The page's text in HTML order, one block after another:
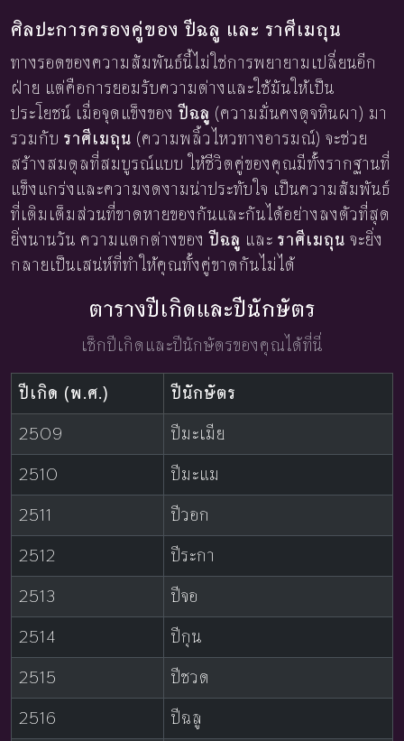
ศิลปะการครองคู่ของ ปีฉลู และ ราศีเมถุน
ทางรอดของความสัมพันธ์นี้ไม่ใช่การพยายามเปลี่ยนอีก
ฝ่าย แต่คือการยอมรับความต่างและใช้มันให้เป็น
ประโยชน์ เมื่อจุดแข็งของปีฉลู (ความมั่นคงดุจหินผา) มา
รวมกับ ราศีเมถุน (ความพลิ้วไหวทางอารมณ์) จะช่วย
สร้างสมดุลที่สมบูรณ์แบบ ให้ชีวิตคู่ของคุณมีทั้งรากฐานที่
แข็งแกร่งและความงดงามน่าประทับใจ เป็นความสัมพันธ์
ที่เติมเต็มส่วนที่ขาดหายของกันและกันได้อย่างลงตัวที่สุด
ยิ่งนานวัน ความแตกต่างของปีฉลู และ ราศีเมถุน จะยิ่ง
กลายเป็นเสน่ห์ที่ทำให้คุณทั้งคู่ขาดกันไม่ได้
ตารางปีเกิดและปีนักษัตร
เช็กปีเกิดและปีนักษัตรของคุณได้ที่นี่
ปีเกิด (พ.ศ.)
ปีนักษัตร
2509
ปีมะเมีย
2510
ปีมะแม
2511
ปีวอก
2512
ปีระกา
2513
ปีจอ
2514
ปีกุน
2515
ปีชวด
2516
ปีฉลู